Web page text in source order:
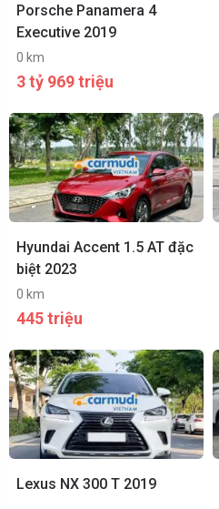
Porsche Panamera 4
Executive 2019
0 km
3 tỷ 969 triệu
Hyundai Accent 1.5 AT đặc
biệt 2023
0 km
445 triệu
Lexus NX 300 T 2019